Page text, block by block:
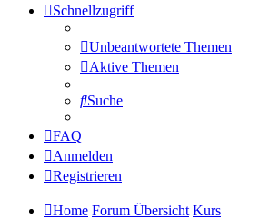
Schnellzugriff
Unbeantwortete Themen
Aktive Themen
Suche
FAQ
Anmelden
Registrieren
Home Forum Übersicht Kurs